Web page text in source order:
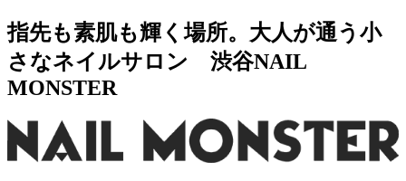
指先も素肌も輝く場所。大人が通う小
さなネイルサロン 渋谷NAIL
MONSTER